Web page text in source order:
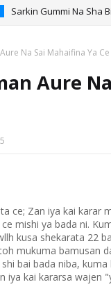
Danmadamin
Na Sai Mahaifina Ya
Aure
ce; Zan iya kai karar
mishi ya bada ni.
kusa shekarata 22
mukuma bamusan
bai bada niba,
iya kai kararsa wajen